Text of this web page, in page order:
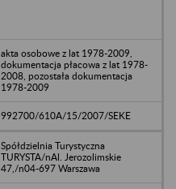
akta osobowe z lat 1978-2009,
dokumentacja płacowa z lat 1978-
2008, pozostała dokumentacja
1978-2009
992700/610A/15/2007/SEKE
Spółdzielnia Turystyczna
TURYSTA/nAl. Jerozolimskie
47,/n04-697 Warszawa